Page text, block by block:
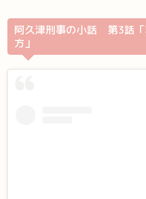
阿久津刑事の小話 第3話「
方」